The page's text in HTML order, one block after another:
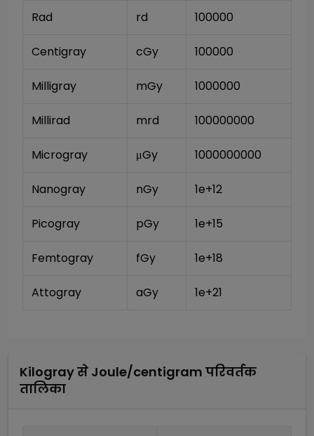
Rad rd 100000
Centigray cGy 100000
Milligray mGy 1000000
Millirad mrd 100000000
Microgray μGy 1000000000
Nanogray nGy 1e+12
Picogray pGy 1e+15
Femtogray fGy 1e+18
Attogray aGy 1e+21
Kilograyसे Joule/centigram परिवर्तक
तालिका